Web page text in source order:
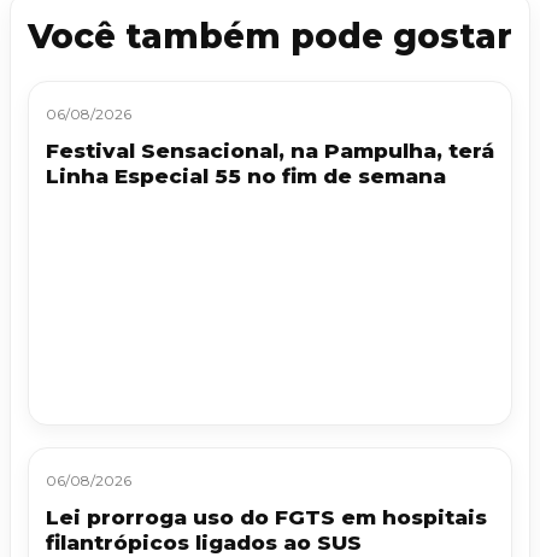
Você também pode gostar
06/08/2026
Festival Sensacional, na Pampulha, terá
Linha Especial 55 no fim de semana
06/08/2026
Lei prorroga uso do FGTS em hospitais
filantrópicos ligados ao SUS